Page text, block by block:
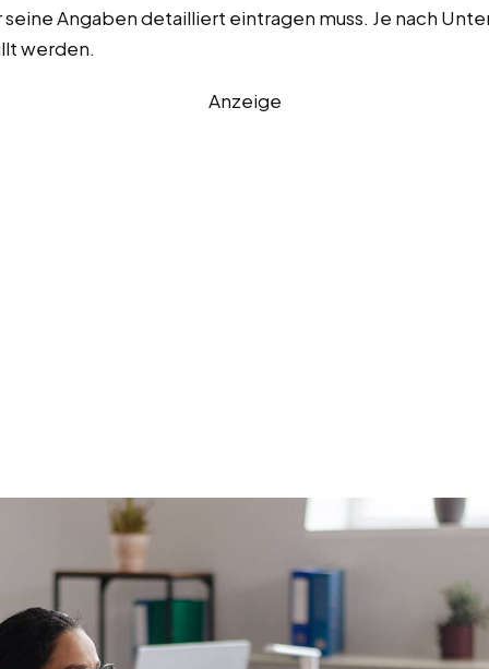
Angaben detailliert eintragen muss. Je nach
werden.
Anzeige